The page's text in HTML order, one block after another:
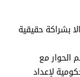
بشراكة حقيقية
الحوار مع
لإعداد